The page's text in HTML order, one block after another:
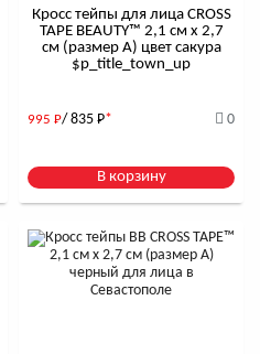
Кросс тейпы для лица CROSS
TAPE BEAUTY™ 2,1 см x 2,7
см (размер А) цвет сакура
$р_title_town_up
995 Р/ 835 Р* 0
В корзину